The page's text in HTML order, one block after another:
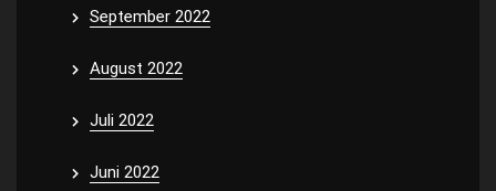
September 2022
August 2022
Juli 2022
Juni 2022